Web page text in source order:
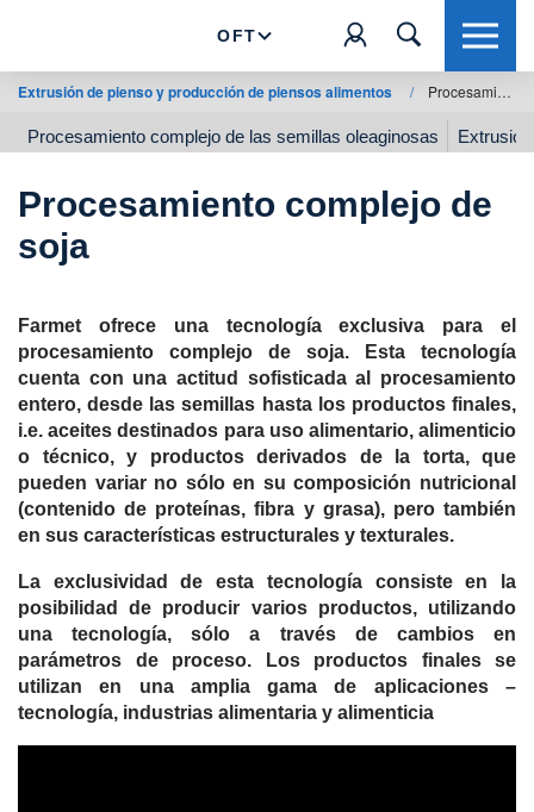
OFT
Extrusión de pienso y producción de piensos alimentos / Procesamiento complejo de soja
Procesamiento complejo de las semillas oleaginosas
Procesamiento complejo de
soja
Farmet ofrece una tecnología exclusiva para el
procesamiento complejo de soja. Esta tecnología
cuenta con una actitud sofisticada al procesamiento
entero, desde las semillas hasta los productos finales,
i.e. aceites destinados para uso alimentario, alimenticio
o técnico, y productos derivados de la torta, que
pueden variar no sólo en su composición nutricional
(contenido de proteínas, fibra y grasa), pero también
en sus características estructurales y texturales.
La exclusividad de esta tecnología consiste en la
posibilidad de producir varios productos, utilizando
una tecnología, sólo a través de cambios en
parámetros de proceso. Los productos finales se
utilizan en una amplia gama de aplicaciones –
tecnología, industrias alimentaria y alimenticia